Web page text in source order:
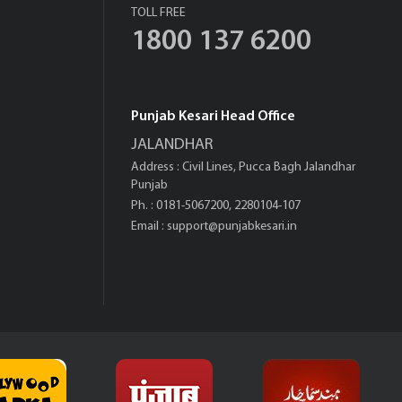
TOLL FREE
1800 137 6200
Punjab Kesari Head Office
JALANDHAR
Address : Civil Lines, Pucca Bagh Jalandhar
Punjab
Ph. : 0181-5067200, 2280104-107
Email : support@punjabkesari.in